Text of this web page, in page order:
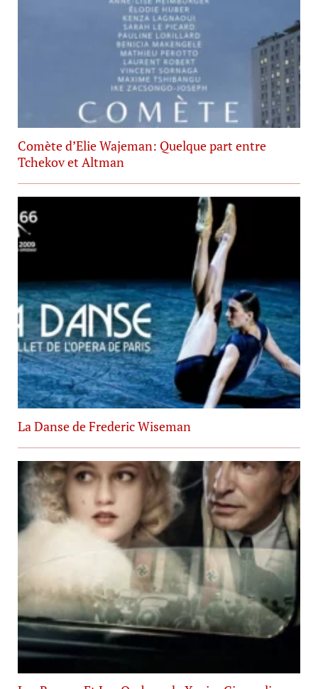
Comète d’Elie Wajeman: Quelque part entre
Tchekov et Altman
La Danse de Frederic Wiseman